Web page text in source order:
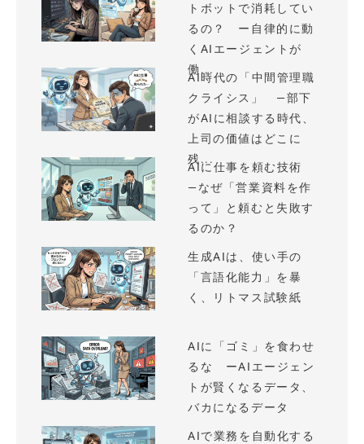
トボットで消耗してい
るの？ ー自律的に動
くAIエージェントが
働...
AI時代の「中間管理職
クライシス」 —部下
がAIに相談する時代、
上司の価値はどこに
残...
AIに仕事を頼む技術
—なぜ「営業資料を作
って」と頼むと失敗す
るのか？
生成AIは、使い手の
「言語化能力」を暴
く、リトマス試験紙
AIに「ゴミ」を食わせ
るな ーAIエージェン
トが賢くなるデータ、
バカになるデータ
AIで業務を自動化する